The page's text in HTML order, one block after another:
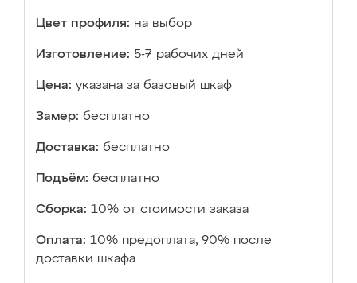
Цвет профиля: на выбор
Изготовление: 5-7 рабочих дней
Цена: указана за базовый шкаф
Замер: бесплатно
Доставка: бесплатно
Подъём: бесплатно
Сборка: 10% от стоимости заказа
Оплата: 10% предоплата, 90% после
доставки шкафа